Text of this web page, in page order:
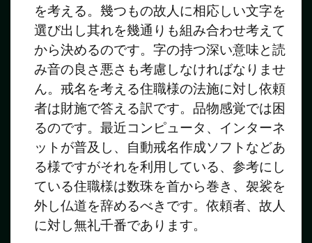
を考える。幾つもの故人に相応しい文字を
選び出し其れを幾通りも組み合わせ考えて
から決めるのです。字の持つ深い意味と読
み音の良さ悪さも考慮しなければなりませ
ん。戒名を考える住職様の法施に対し依頼
者は財施で答える訳です。品物感覚では困
るのです。最近コンピュータ、インターネ
ットが普及し、自動戒名作成ソフトなどあ
る様ですがそれを利用している、参考にし
ている住職様は数珠を首から巻き、袈裟を
外し仏道を辞めるべきです。依頼者、故人
に対し無礼千番であります。